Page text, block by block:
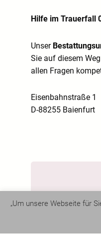
Hilfe im Trauerfall
Unser
Sie auf diesem
allen Fragen
Eisenbahnstraße 1
D-88255 Baienfurt
©
„Um unsere Webseite für